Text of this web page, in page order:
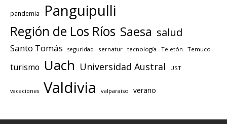
pandemia Panguipulli
Región de Los Ríos Saesa salud
Santo Tomás seguridad sernatur tecnología Teletón Temuco
turismo Uach Universidad Austral UST
vacaciones Valdivia valparaiso verano